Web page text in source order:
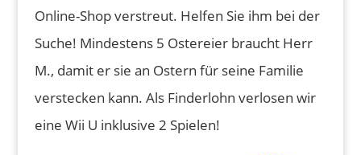
Online-Shop verstreut. Helfen Sie ihm bei der
Suche! Mindestens 5 Ostereier braucht Herr
M., damit er sie an Ostern für seine Familie
verstecken kann. Als Finderlohn verlosen wir
eine Wii U inklusive 2 Spielen!